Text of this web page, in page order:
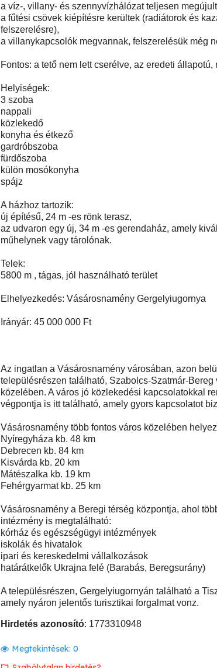
a víz-, villany- és szennyvízhálózat teljesen
a fűtési csövek kiépítésre kerültek (radiátorok és
felszerelésre),
a villanykapcsolók megvannak, felszerelésük még
Fontos: a tető nem lett cserélve, az eredeti
Helyiségek:
3 szoba
nappali
közlekedő
konyha és étkező
gardróbszoba
fürdőszoba
külön mosókonyha
spájz
A házhoz tartozik:
új építésű, 24 m -es rönk terasz,
az udvaron egy új, 34 m -es gerendaház, amely
műhelynek vagy tárolónak.
Telek:
5800 m , tágas, jól használható terület
Elhelyezkedés: Vásárosnamény Gergelyiugornya
Irányár: 45 000 000 Ft
Az ingatlan a Vásárosnamény városában, azon
településrészen található, Szabolcs-Szatmár-Bereg
közelében. A város jó közlekedési kapcsolatokkal
végpontja is itt található, amely gyors kapcsolatot
Vásárosnamény több fontos város közelében
Nyíregyháza kb. 48 km
Debrecen kb. 84 km
Kisvárda kb. 20 km
Mátészalka kb. 19 km
Fehérgyarmat kb. 25 km
Vásárosnamény a Beregi térség központja, ahol
intézmény is megtalálható:
kórház és egészségügyi intézmények
iskolák és hivatalok
ipari és kereskedelmi vállalkozások
határátkelők Ukrajna felé (Barabás, Beregsurány)
A településrészen, Gergelyiugornyán található a
amely nyáron jelentős turisztikai forgalmat vonz.
Hirdetés azonosító: 1773310948
Megtekintések: 0